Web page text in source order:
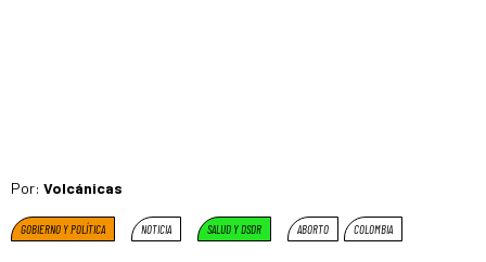
Por: Volcánicas
GOBIERNO Y POLÍTICA NOTICIA SALUD Y DSDR ABORTO COLOMBIA